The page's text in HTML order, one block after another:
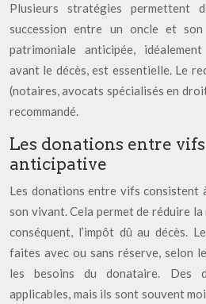
Plusieurs stratégies permettent
succession entre un oncle et
patrimoniale anticipée,
avant le décès, est essentielle. Le
(notaires, avocats spécialisés en
recommandé.
Les donations entre
anticipative
Les donations entre vifs consistent
son vivant. Cela permet de réduire la
conséquent, l’impôt dû au décès.
faites avec ou sans réserve, selon
les besoins du donataire. Des
applicables, mais ils sont souvent